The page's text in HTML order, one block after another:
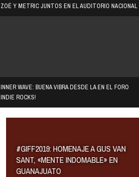
ZOÉ Y METRIC JUNTOS EN EL AUDITORIO NACIONAL
INNER WAVE: BUENA VIBRA DESDE LA EN EL FORO
INDIE ROCKS!
#GIFF2019: HOMENAJE A GUS VAN
SANT, «MENTE INDOMABLE» EN
GUANAJUATO